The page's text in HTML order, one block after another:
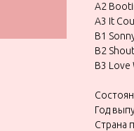
A2
A3 It
B1
B2
B3 Love
Год
Страна